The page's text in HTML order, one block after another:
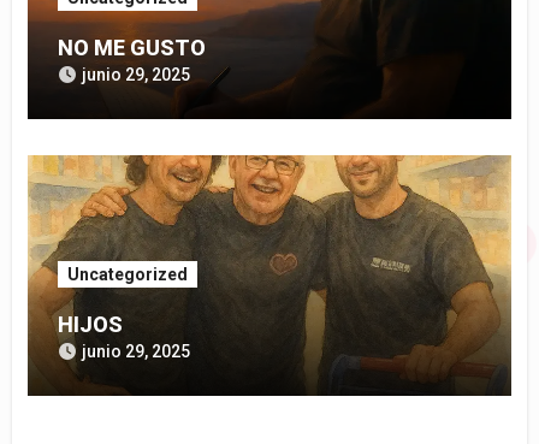
NO ME GUSTO
junio 29, 2025
Uncategorized
HIJOS
junio 29, 2025